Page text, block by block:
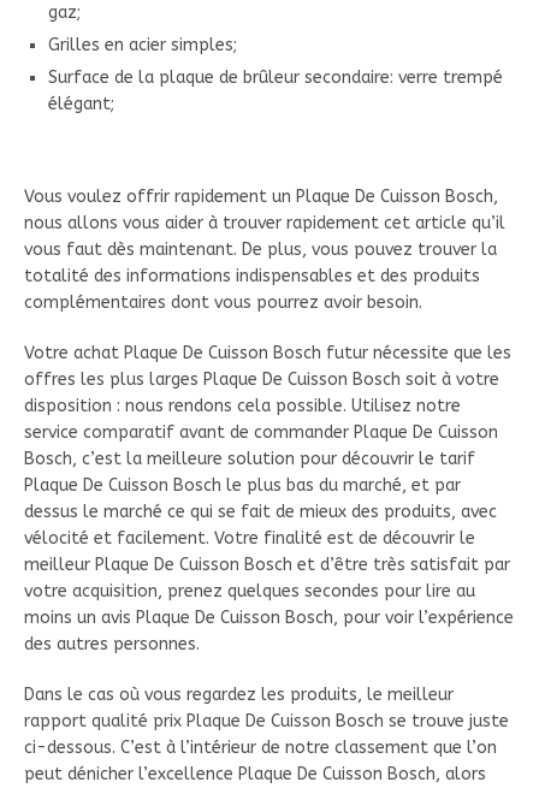
gaz;
Grilles en acier simples;
Surface de la plaque de brûleur secondaire: verre trempé
élégant;
Vous voulez offrir rapidement un Plaque De Cuisson Bosch,
nous allons vous aider à trouver rapidement cet article qu’il
vous faut dès maintenant. De plus, vous pouvez trouver la
totalité des informations indispensables et des produits
complémentaires dont vous pourrez avoir besoin.
Votre achat Plaque De Cuisson Bosch futur nécessite que les
offres les plus larges Plaque De Cuisson Bosch soit à votre
disposition : nous rendons cela possible. Utilisez notre
service comparatif avant de commander Plaque De Cuisson
Bosch, c’est la meilleure solution pour découvrir le tarif
Plaque De Cuisson Bosch le plus bas du marché, et par
dessus le marché ce qui se fait de mieux des produits, avec
vélocité et facilement. Votre finalité est de découvrir le
meilleur Plaque De Cuisson Bosch et d’être très satisfait par
votre acquisition, prenez quelques secondes pour lire au
moins un avis Plaque De Cuisson Bosch, pour voir l’expérience
des autres personnes.
Dans le cas où vous regardez les produits, le meilleur
rapport qualité prix Plaque De Cuisson Bosch se trouve juste
ci-dessous. C’est à l’intérieur de notre classement que l’on
peut dénicher l’excellence Plaque De Cuisson Bosch, alors